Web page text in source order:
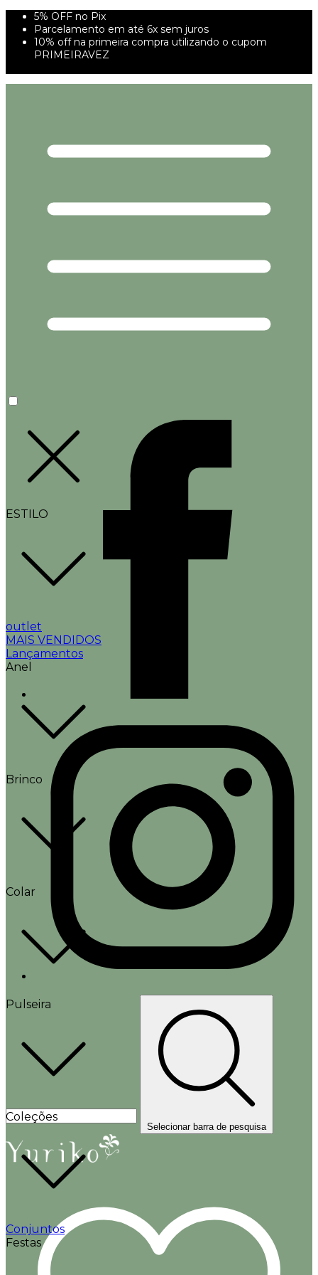
5% OFF no Pix
Parcelamento em até 6x sem juros
10% off na primeira compra utilizando o cupom
PRIMEIRAVEZ
ESTILO
outlet
MAIS VENDIDOS
Lançamentos
Anel
Brinco
Colar
Pulseira
Coleções
Conjuntos
Festas
Selecionar barra de pesquisa